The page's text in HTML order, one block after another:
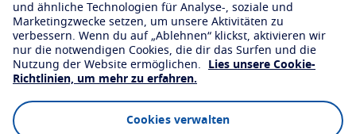
Ganz gleich, ob Sie sowohl an Kurzsichtigkeit als auch an
Alterssichtigkeit leiden oder nur an einer dieser beiden
Erkrankungen - die Behandlung ist sehr einfach. Essilor
bietet eine Reihe innovativer Linsenlösungen zur Korrektur
Ihrer Sehkraft an, wie z. B. unsere Varifocal-Linsen Varilux.
Gehen Sie regelmäßig zu Ihrem Optiker, damit er
und ähnliche Technologien für Analyse-, soziale und
Marketingzwecke setzen, um unsere Aktivitäten zu
verbessern. Wenn du auf „Ablehnen“ klickst, aktivieren wir
nur die notwendigen Cookies, die dir das Surfen und die
Nutzung der Website ermöglichen.
Lies unsere Cookie-
Richtlinien, um mehr zu erfahren.
Cookies verwalten